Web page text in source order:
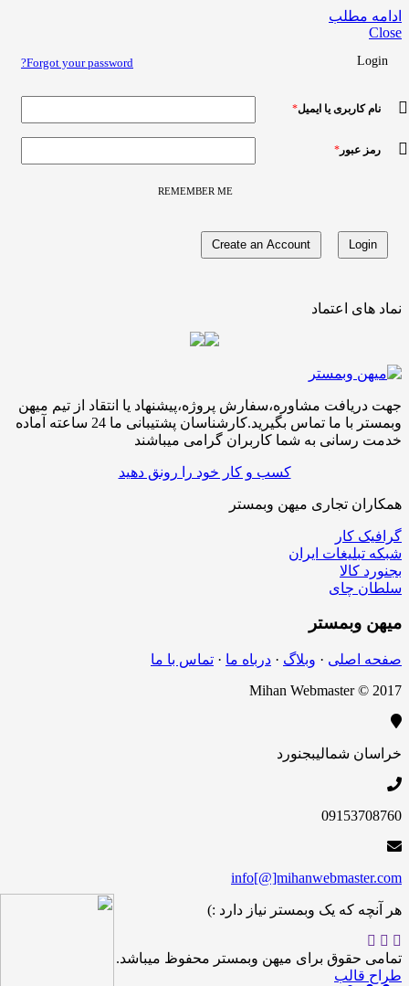
ادامه مطلب
Close
Login
Forgot your password?
نام کاربری یا ایمیل*
رمز عبور *
REMEMBER ME
نماد های اعتماد
جهت دریافت مشاوره،سفارش پروژه،پیشنهاد یا انتقاد از تیم میهن
وبمستر با ما تماس بگیرید.کارشناسان پشتیبانی ما 24 ساعته آماده
خدمت رسانی به شما کاربران گرامی میباشند
کسب و کار خود را رونق دهید
همکاران تجاری میهن وبمستر
گرافیک کار
شبکه تبلیغات ایران
بجنورد کالا
سلطان چای
میهن وبمستر
صفحه اصلی · وبلاگ · درباه ما · تماس با ما
Mihan Webmaster © 2017
خراسان شمالیبجنورد
09153708760
info[@]mihanwebmaster.com
هر آنچه که یک وبمستر نیاز دارد :)
تمامی حقوق برای میهن وبمستر محفوظ میباشد.
طراح قالب